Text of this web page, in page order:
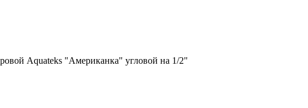
Aquateks "Американка" угловой на 1/2"